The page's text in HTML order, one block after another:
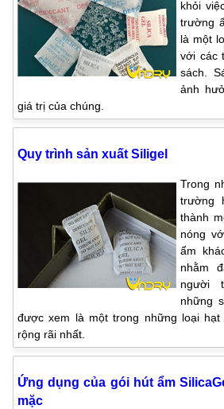
khỏi
trường
là một
với các
sách.
ảnh
giá trị của chúng.
Quy trình sản xuất Siligel
Trong
trường
thành
nóng
ẩm
nhằm
người
những
được xem là một trong những loại
rộng rãi nhất.
Ứng dụng của gói hút ẩm
mặc